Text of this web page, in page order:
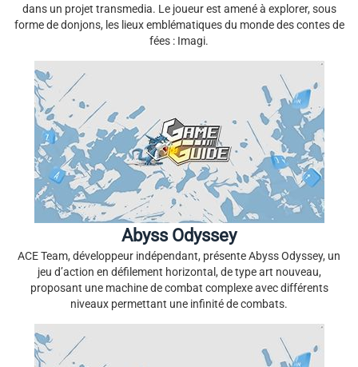
dans un projet transmedia. Le joueur est amené à explorer, sous
forme de donjons, les lieux emblématiques du monde des contes de
fées : Imagi.
Abyss Odyssey
ACE Team, développeur indépendant, présente Abyss Odyssey, un
jeu d’action en défilement horizontal, de type art nouveau,
proposant une machine de combat complexe avec différents
niveaux permettant une infinité de combats.